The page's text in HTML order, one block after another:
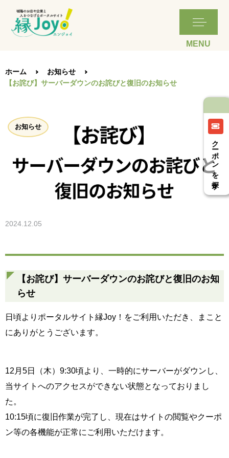
クーポンを探す
ホーム
お知らせ
【お詫び】サーバーダウンのお詫びと復旧のお知らせ
お知らせ
2024.12.05
【お詫び】サーバーダウンのお詫びと復旧のお知
らせ
日頃よりポータルサイト縁Joy！をご利用いただき、まこと
にありがとうございます。
12月5日（木）9:30頃より、一時的にサーバーがダウンし、
当サイトへのアクセスができない状態となっておりまし
た。
10:15頃に復旧作業が完了し、現在はサイトの閲覧やクーポ
ン等の各機能が正常にご利用いただけます。